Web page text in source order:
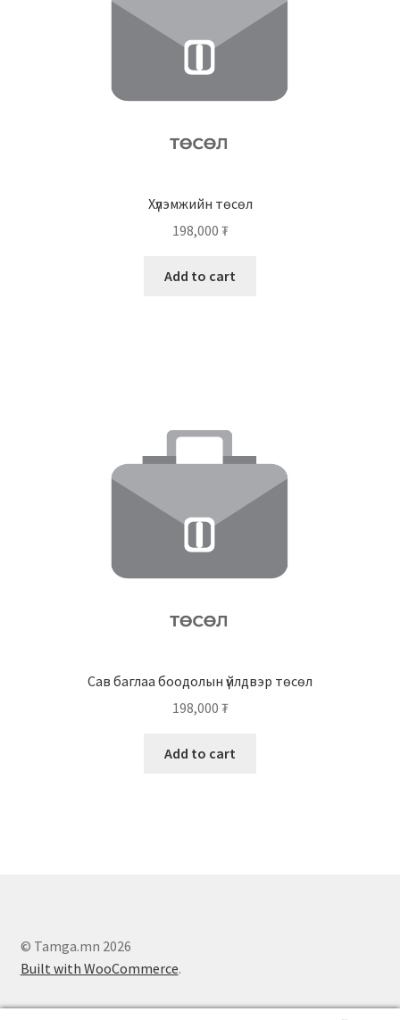
Хүлэмжийн төсөл
198,000 ₮
Add to cart
Сав баглаа боодолын үйлдвэр төсөл
198,000 ₮
Add to cart
© Tamga.mn 2026
Built with WooCommerce.